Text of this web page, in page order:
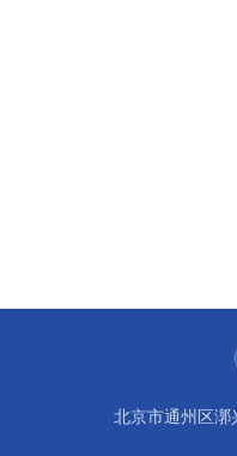
北京市通州区漷